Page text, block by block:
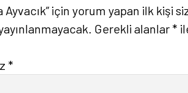
Ayvacık” için yorum yapan ilk kişi
Gerekli alanlar *
*